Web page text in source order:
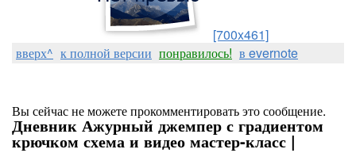
[700x461]
вверх^ к полной версии понравилось! в evernote
Вы сейчас не можете прокомментировать это сообщение.
Дневник Ажурный джемпер с градиентом
крючком схема и видео мастер-класс |